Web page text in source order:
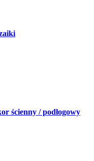
ścienny / podłogowy